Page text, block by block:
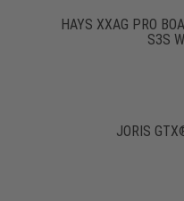
HAYS XXAG PRO
S3S
JORIS